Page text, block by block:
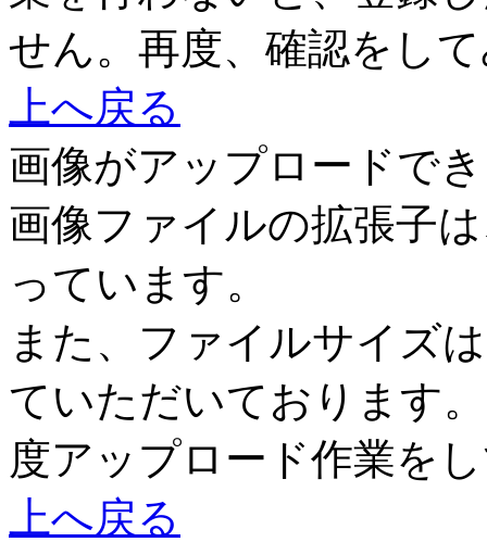
せん。再度、確認をし
上へ戻る
画像がアップロードで
画像ファイルの拡張子
っています。
また、ファイルサイズ
ていただいております
度アップロード作業を
上へ戻る